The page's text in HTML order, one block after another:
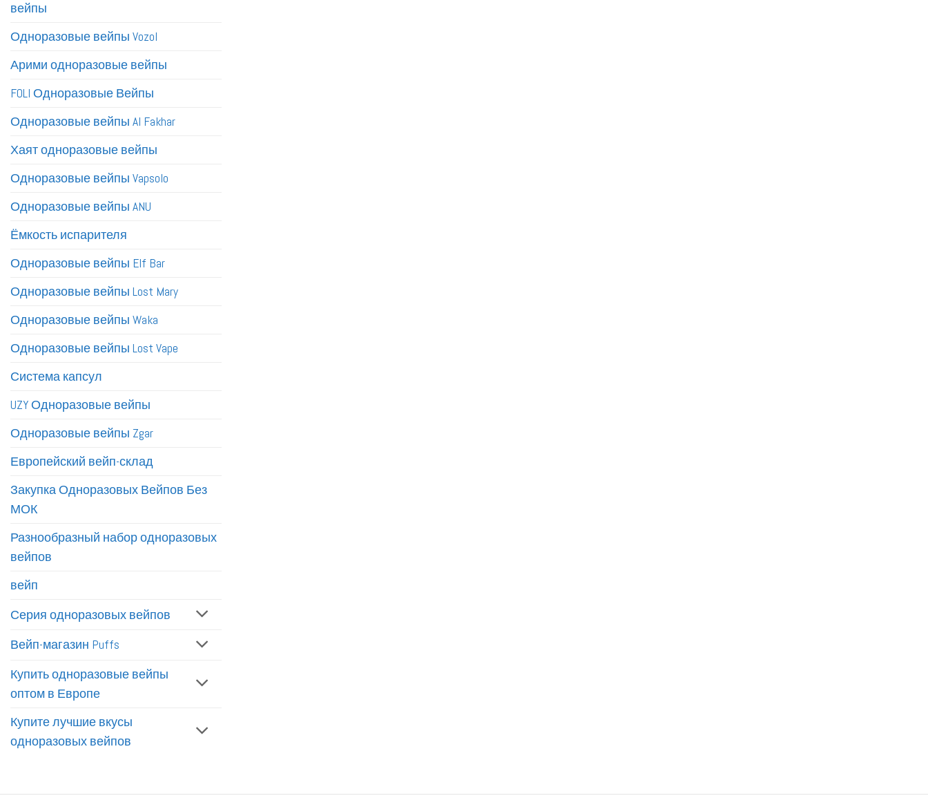
вейпы
Одноразовые вейпы Vozol
Арими одноразовые вейпы
FOLI Одноразовые Вейпы
Одноразовые вейпы Al Fakhar
Хаят одноразовые вейпы
Одноразовые вейпы Vapsolo
Одноразовые вейпы ANU
Ёмкость испарителя
Одноразовые вейпы Elf Bar
Одноразовые вейпы Lost Mary
Одноразовые вейпы Waka
Одноразовые вейпы Lost Vape
Система капсул
UZY Одноразовые вейпы
Одноразовые вейпы Zgar
Европейский вейп-склад
Закупка Одноразовых Вейпов Без
МОК
Разнообразный набор одноразовых
вейпов
вейп
Серия одноразовых вейпов
Вейп-магазин Puffs
Купить одноразовые вейпы
оптом в Европе
Купите лучшие вкусы
одноразовых вейпов